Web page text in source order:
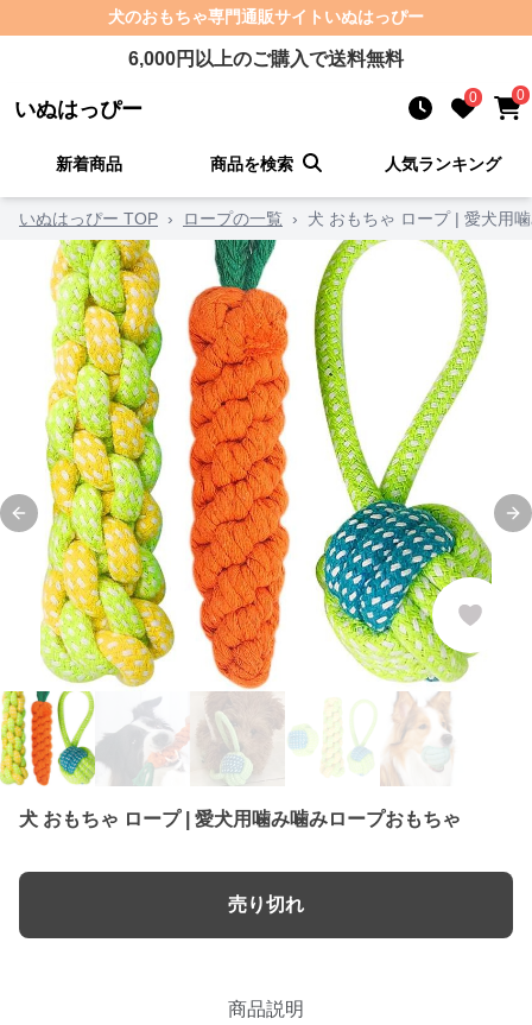
犬のおもちゃ専門通販サイト いぬはっぴー
6,000円以上のご購入で送料無料
いぬはっぴー 0 0
新着商品 商品を検索 人気ランキング
いぬはっぴー TOP › ロープの一覧 › 犬 おもちゃ ロープ | 愛犬用
Previous slide
犬 おもちゃ ロープ | 愛犬用噛み噛みロープおもちゃ
売り切れ
商品説明